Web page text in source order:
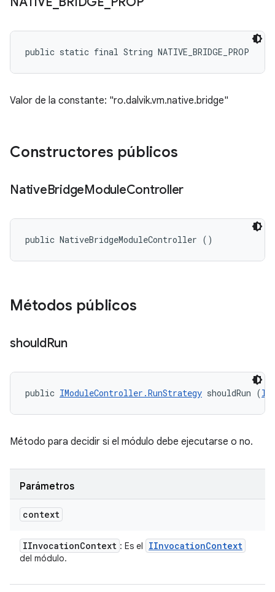
public static final String NATIVE_BRIDGE_PROP
Valor de la constante: "ro.dalvik.vm.native.bridge"
Constructores públicos
NativeBridgeModuleController
public NativeBridgeModuleController ()
Métodos públicos
shouldRun
public IModuleController.RunStrategy shouldRun (
Método para decidir si el módulo debe ejecutarse o no.
Parámetros
context
IInvocationContext : Es el IInvocationContext
del módulo.